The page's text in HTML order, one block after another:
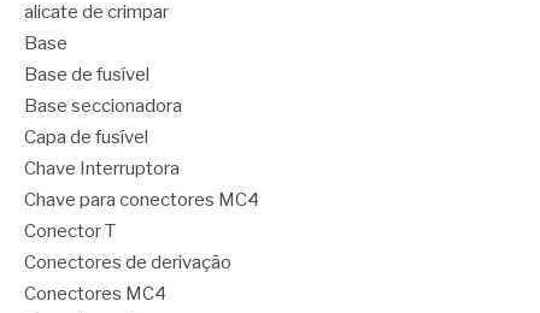
alicate de crimpar
Base
Base de fusível
Base seccionadora
Capa de fusível
Chave Interruptora
Chave para conectores MC4
Conector T
Conectores de derivação
Conectores MC4